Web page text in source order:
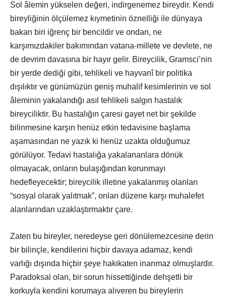
Sol âlemin yükselen değeri, indirgenemez bireydir. Kendi
bireyliğinin ölçülemez kıymetinin öznelliği ile dünyaya
bakan biri iğrenç bir bencildir ve ondan, ne
karşımızdakiler bakımından vatana-millete ve devlete, ne
de devrim davasına bir hayır gelir. Bireycilik, Gramsci’nin
bir yerde dediği gibi, tehlikeli ve hayvanî bir politika
dışılıktır ve günümüzün geniş muhalif kesimlerinin ve sol
âleminin yakalandığı asıl tehlikeli salgın hastalık
bireyciliktir. Bu hastalığın çaresi gayet net bir şekilde
bilinmesine karşın henüz etkin tedavisine başlama
aşamasından ne yazık ki henüz uzakta olduğumuz
görülüyor. Tedavi hastalığa yakalananlara dönük
olmayacak, onların bulaşığından korunmayı
hedefleyecektir; bireycilik illetine yakalanmış olanları
“sosyal olarak yalıtmak”, onları düzene karşı muhalefet
alanlarından uzaklaştırmaktır çare.
Zaten bu bireyler, neredeyse geri dönülemezcesine derin
bir bilinçle, kendilerini hiçbir davaya adamaz, kendi
varlığı dışında hiçbir şeye hakikaten inanmaz olmuşlardır.
Paradoksal olan, bir sorun hissettiğinde dehşetli bir
korkuyla kendini korumaya alıveren bu bireylerin